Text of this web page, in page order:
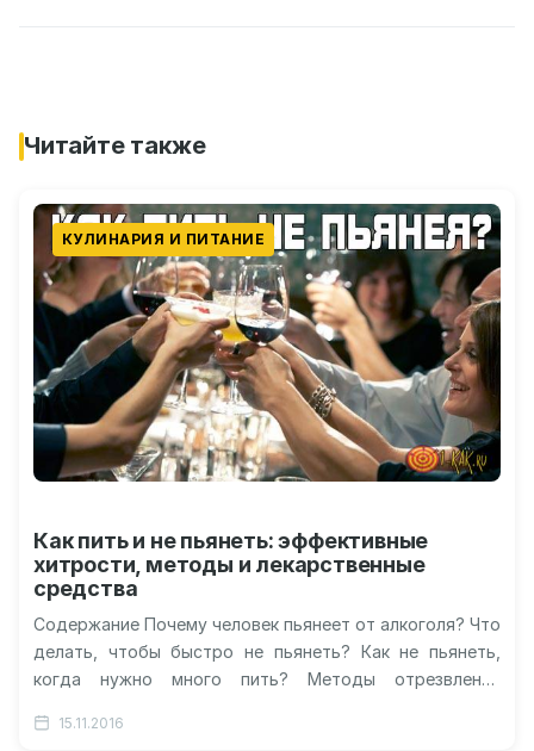
Читайте также
КУЛИНАРИЯ И ПИТАНИЕ
Как пить и не пьянеть: эффективные
хитрости, методы и лекарственные
средства
Содержание Почему человек пьянеет от алкоголя? Что
делать, чтобы быстро не пьянеть? Как не пьянеть,
когда нужно много пить? Методы отрезвления
15.11.2016